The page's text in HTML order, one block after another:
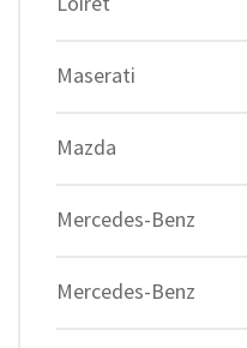
Maserati
Mazda
Mercedes-Benz
Mercedes-Benz